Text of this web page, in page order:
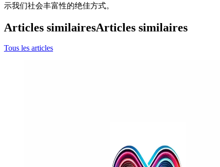
示我们社会丰富性的绝佳方式。
Articles similairesArticles similaires
Tous les articles